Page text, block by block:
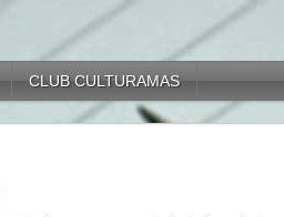
CLUB CULTURAMAS